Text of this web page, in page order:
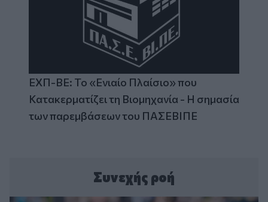
ΕΧΠ-ΒΕ: Το «Ενιαίο Πλαίσιο» που
Κατακερματίζει τη Βιομηχανία - Η σημασία
των παρεμβάσεων του ΠΑΣΕΒΙΠΕ
Συνεχής ροή